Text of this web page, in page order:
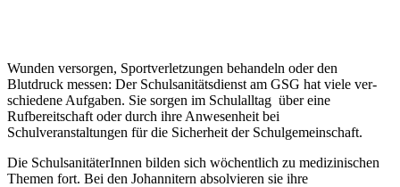
Wunden versorgen, Sportverletzungen be­handeln oder den
Blutdruck messen: Der Schulsanitätsdienst am GSG hat viele ver­
schiedene Aufgaben. Sie sorgen im Schulalltag über eine
Rufbereitschaft oder durch ihre Anwesenheit bei
Schulveranstaltungen für die Sicherheit der Schulgemeinschaft.
Die SchulsanitäterInnen bilden sich wö­chent­lich zu medizinischen
Themen fort. Bei den Johannitern absolvieren sie ihre